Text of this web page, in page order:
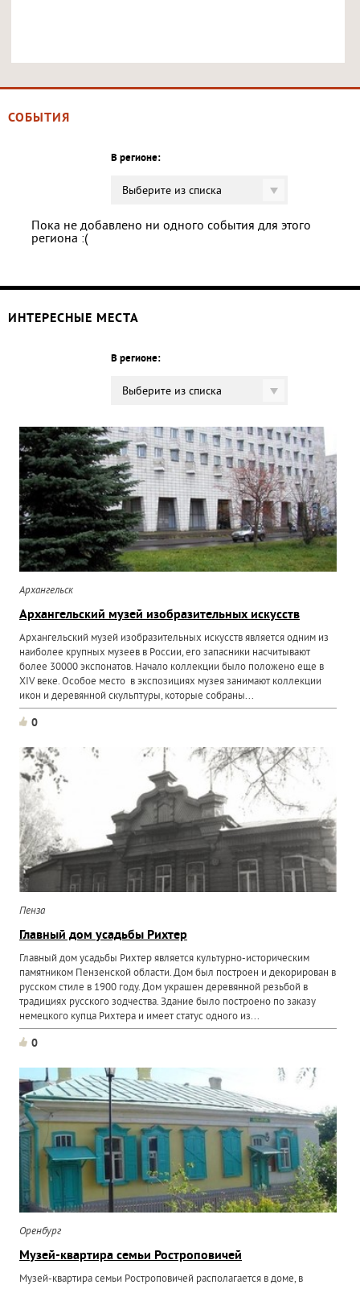
СОБЫТИЯ
В регионе:
Выберите из списка
Пока не добавлено ни одного события для этого
региона :(
ИНТЕРЕСНЫЕ МЕСТА
В регионе:
Выберите из списка
Архангельск
Архангельский музей изобразительных искусств
Архангельский музей изобразительных искусств является одним из
наиболее крупных музеев в России, его запасники насчитывают
более 30000 экспонатов. Начало коллекции было положено еще в
XIV веке. Особое место в экспозициях музея занимают коллекции
икон и деревянной скульптуры, которые собраны...
0
Пенза
Главный дом усадьбы Рихтер
Главный дом усадьбы Рихтер является культурно-историческим
памятником Пензенской области. Дом был построен и декорирован в
русском стиле в 1900 году. Дом украшен деревянной резьбой в
традициях русского зодчества. Здание было построено по заказу
немецкого купца Рихтера и имеет статус одного из...
0
Оренбург
Музей-квартира семьи Ростроповичей
Музей-квартира семьи Ростроповичей располагается в доме, в